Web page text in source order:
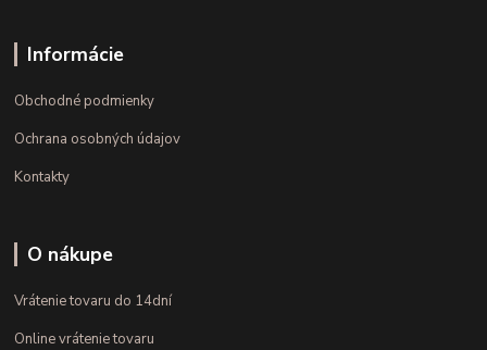
Informácie
Obchodné podmienky
Ochrana osobných údajov
Kontakty
O nákupe
Vrátenie tovaru do 14dní
Online vrátenie tovaru